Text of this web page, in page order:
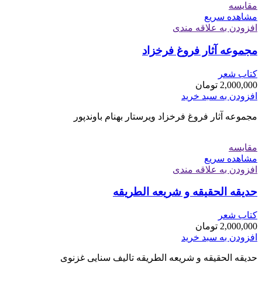
مقایسه
مشاهده سریع
افزودن به علاقه مندی
مجموعه آثار فروغ فرخزاد
کتاب شعر
2,000,000 تومان
افزودن به سبد خرید
مجموعه آثار فروغ فرخزاد ویرستار بهنام باوندپور
مقایسه
مشاهده سریع
افزودن به علاقه مندی
حدیقه الحقیقه و شریعه الطریقه
کتاب شعر
2,000,000 تومان
افزودن به سبد خرید
حدیقه الحقیقه و شریعه الطریقه تالیف سنایی غزنوی